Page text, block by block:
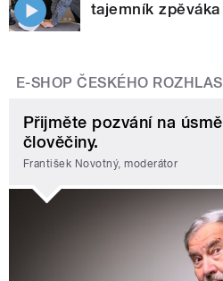
tajemník
E-SHOP ČESKÉHO
Přijměte pozvání na
člověčiny.
František Novotný, moderátor